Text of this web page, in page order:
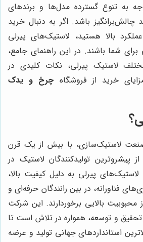
به تنوع گسترده مدل‌ها و برندهای
چالش‌برانگیز باشد. اگر به دنبال خرید
بالا هستید، لاستیک‌های پیرلی
برای شما باشند. در این راهنمای جامع،
لاستیک پیرلی، نکات کلیدی در
خرید از فروشگاه چرخ و یدک
لاستیک‌سازی، با بیش از یک قرن
پیشروترین تولیدکنندگان لاستیک در
پیرلی به دلیل کیفیت بالا،
فناورانه، در بین رانندگان حرفه‌ای و
محبوبیت بالایی برخوردارند. این شرکت
تحقیق و توسعه، همواره در تلاش است تا
استانداردهای جهانی تولید و عرضه